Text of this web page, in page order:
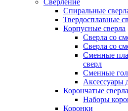
Спиральные
Твердосплавные
Корпусные сверла
Сверла со
Сверла со
Сменные
сверл
Сменные
Аксессуары
Корончатые сверла
Наборы
Коронки